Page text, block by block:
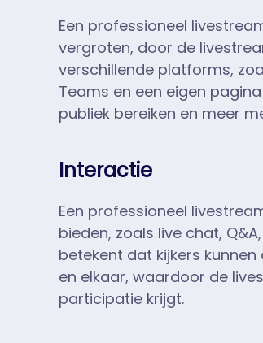
Een professioneel
vergroten, door de
verschillende platforms,
Teams en een eigen
publiek bereiken en meer
Interactie
Een professioneel
bieden, zoals live chat,
betekent dat kijkers
en elkaar, waardoor de
participatie krijgt.